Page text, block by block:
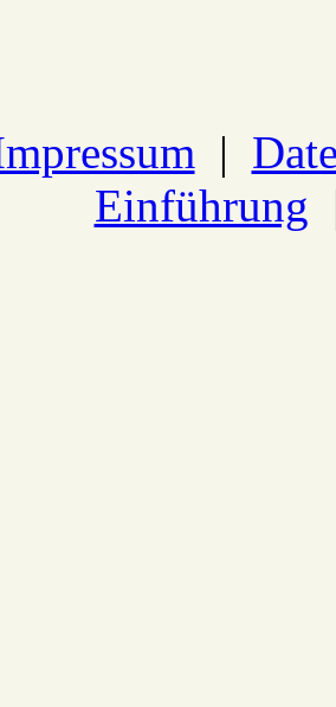
|
Einführung